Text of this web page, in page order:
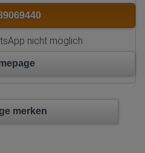
nicht möglich
merken